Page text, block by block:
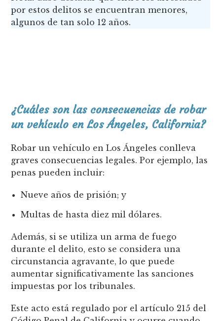
por estos delitos se encuentran menores,
algunos de tan solo 12 años.
¿Cuáles son las consecuencias de robar
un vehículo en Los Ángeles, California?
Robar un vehículo en Los Ángeles conlleva
graves consecuencias legales. Por ejemplo, las
penas pueden incluir:
Nueve años de prisión; y
Multas de hasta diez mil dólares.
Además, si se utiliza un arma de fuego
durante el delito, esto se considera una
circunstancia agravante, lo que puede
aumentar significativamente las sanciones
impuestas por los tribunales.
Este acto está regulado por el artículo 215 del